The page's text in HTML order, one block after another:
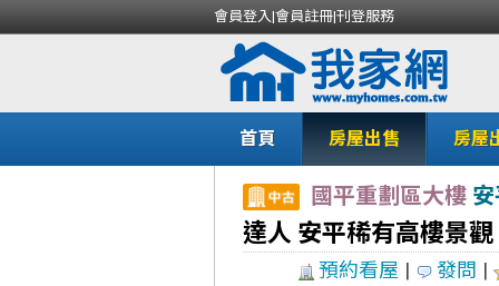
會員登入|會員註冊|刊登服務
首頁 房屋出售 房屋
國平重劃區大樓
達人 安平稀有高樓景
預約看屋 | 發問 |